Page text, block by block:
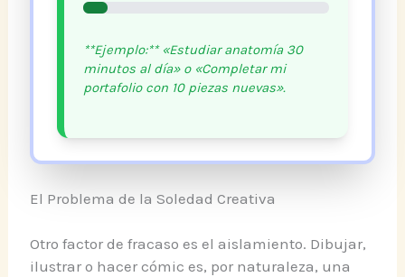
**Ejemplo:** «Estudiar anatomía 30
minutos al día» o «Completar mi
portafolio con 10 piezas nuevas».
El Problema de la Soledad Creativa
Otro factor de fracaso es el aislamiento. Dibujar,
ilustrar o hacer cómic es, por naturaleza, una